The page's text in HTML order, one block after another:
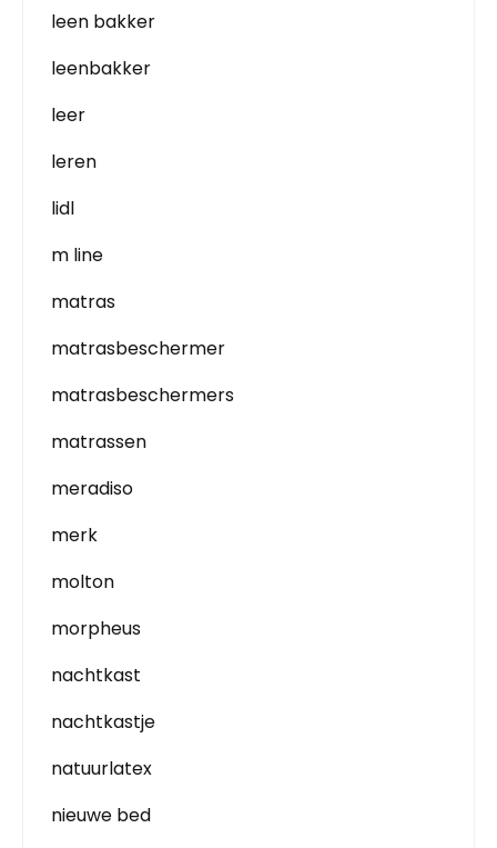
leen bakker
leenbakker
leer
leren
lidl
m line
matras
matrasbeschermer
matrasbeschermers
matrassen
meradiso
merk
molton
morpheus
nachtkast
nachtkastje
natuurlatex
nieuwe bed